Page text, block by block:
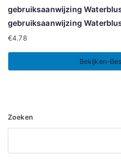
gebruiksaanwijzing
gebruiksaanwijzing
€4.78
Bekijken-
Zoeken